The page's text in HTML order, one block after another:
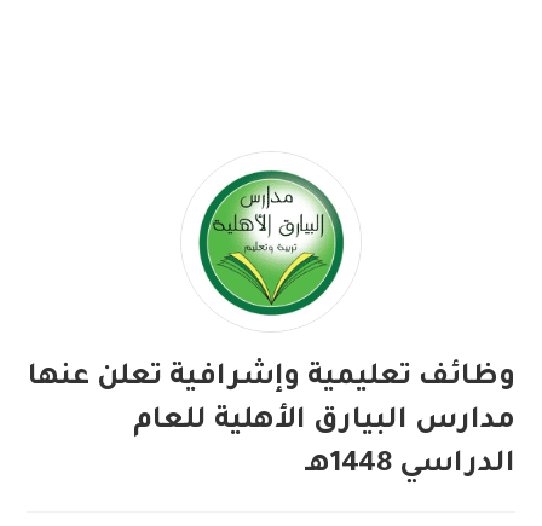
وظائف تعليمية وإشرافية تعلن عنها
مدارس البيارق الأهلية للعام
الدراسي 1448هـ